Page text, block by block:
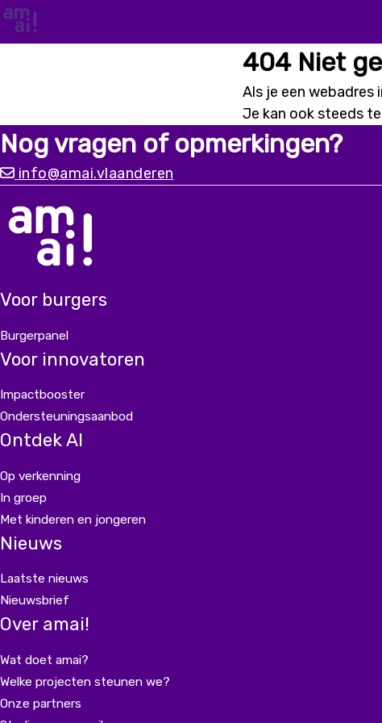
404 Niet
Als je een
Je kan ook steeds
Nog vragen of opmerkingen?
info@amai.vlaanderen
Voor burgers
Burgerpanel
Voor innovatoren
Impactbooster
Ondersteuningsaanbod
Ontdek AI
Op verkenning
In groep
Met kinderen en jongeren
Nieuws
Laatste nieuws
Nieuwsbrief
Over amai!
Wat doet amai?
Welke projecten steunen we?
Onze partners